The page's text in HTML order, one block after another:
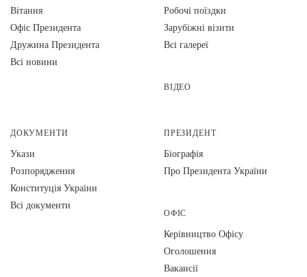
Вiтання
Офіс Президента
Дружина Президента
Всі новини
Робочі поїздки
Зарубіжні візити
Всі галереї
ВІДЕО
ДОКУМЕНТИ
Укази
Розпорядження
Конституція України
Всі документи
ПРЕЗИДЕНТ
Біографія
Про Президента України
ОФІС
Керівництво Офісу
Оголошення
Вакансії